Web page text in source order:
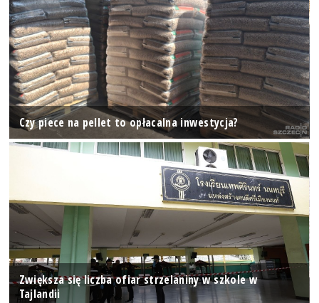
Czy piece na pellet to opłacalna inwestycja?
Zwiększa się liczba ofiar strzelaniny w szkole w
Tajlandii